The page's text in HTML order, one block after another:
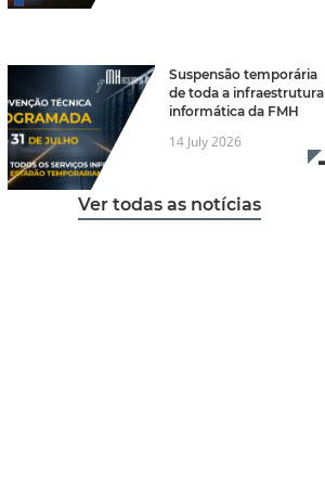
- Margarida Cidrais
Suspensão temporária
de toda a infraestrutura
informática da FMH
14 July 2026
Ver todas as notícias